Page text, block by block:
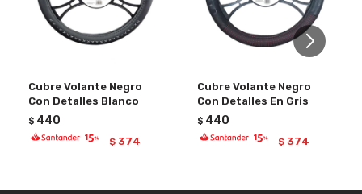
Cubre Volante Negro
Con Detalles Blanco
$ 440
$ 374
Cubre Volante Negro
Con Detalles En Gris
$ 440
$ 374